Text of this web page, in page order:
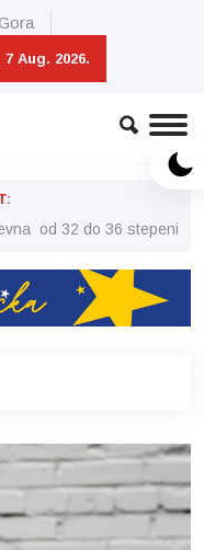
7 Aug. 2026.
od 32 do 36 stepeni